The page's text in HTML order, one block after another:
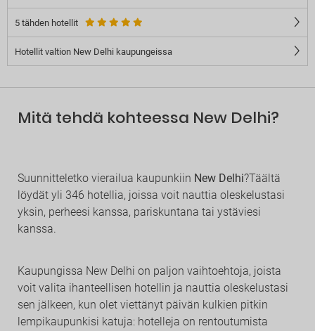
5 tähden hotellit
Hotellit valtion New Delhi kaupungeissa
Mitä tehdä kohteessa New Delhi?
Suunnitteletko vierailua kaupunkiin New Delhi?Täältä
löydät yli 346 hotellia, joissa voit nauttia oleskelustasi
yksin, perheesi kanssa, pariskuntana tai ystäviesi
kanssa.
Kaupungissa New Delhi on paljon vaihtoehtoja, joista
voit valita ihanteellisen hotellin ja nauttia oleskelustasi
sen jälkeen, kun olet viettänyt päivän kulkien pitkin
lempikaupunkisi katuja: hotelleja on rentoutumista